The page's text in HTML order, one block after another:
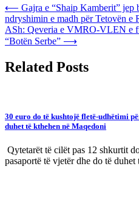
Post
navigation
⟵ Gajra e “Shaip Kamberit”
ndryshimin e madh për Tetovën e
ASh: Qeveria e VMRO-VLEN e
“Botën Serbe” ⟶
Related Posts
30 euro do të kushtojë fletë-udhëtimi
duhet të kthehen në Maqedoni
Qytetarët të cilët pas 12 shkurtit
pasaportë të vjetër dhe do të